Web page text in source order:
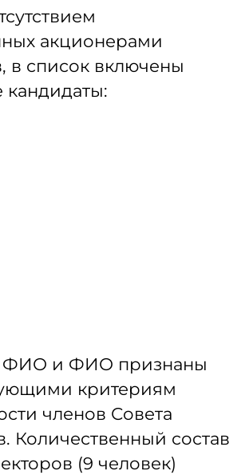
акционерами
в список включены
ФИО и ФИО признаны
критериям
членов Совета
Количественный состав
(9 человек)